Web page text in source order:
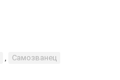
, Самозванец